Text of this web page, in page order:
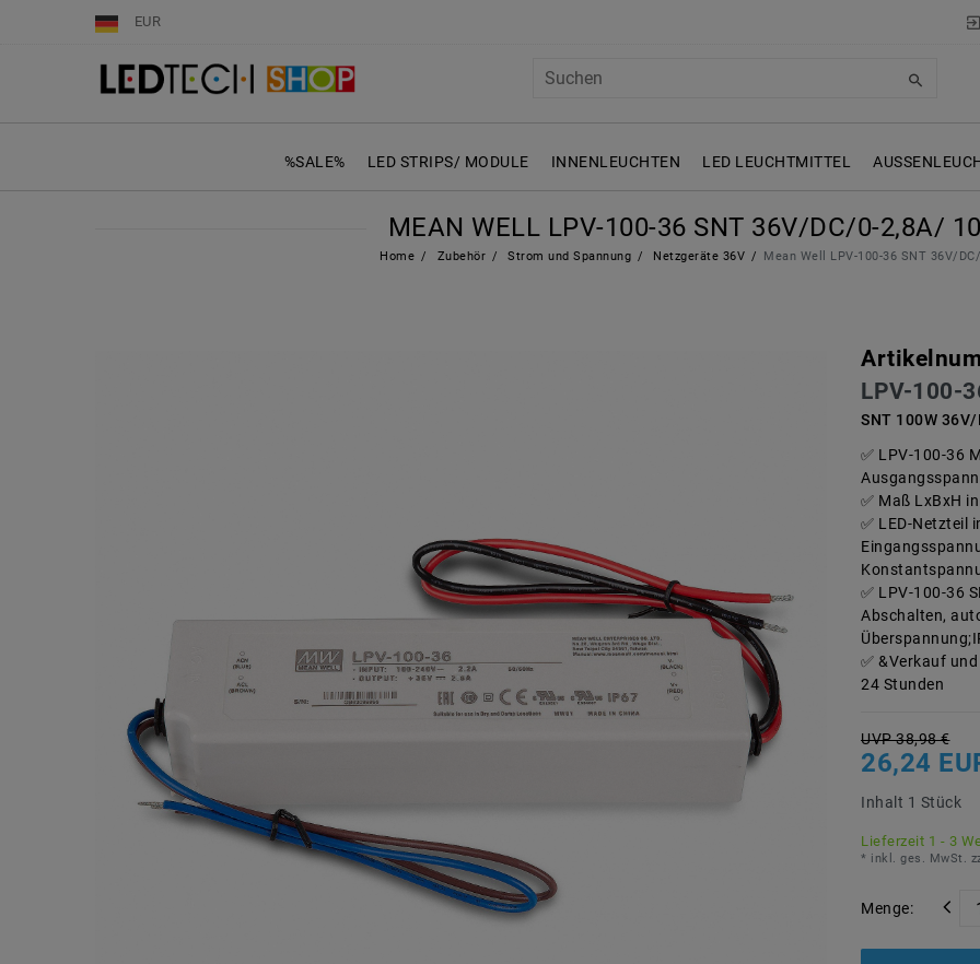
EUR
%SALE% LED STRIPS/ MODULE INNENLEUCHTEN LED LEUCHTMITTEL
MEAN WELL LPV-100-36 SNT 36V/DC/0-2,8A/
Home Zubehör Strom und Spannung Netzgeräte 36V Mean Well LPV-100-36 SNT 36V/
LPV-100-
SNT 100W 36V/
LPV-100-36
Maß LxBxH
LED-Netzteil
LPV-100-36
Abschalten,
&Verkauf und
24 Stunden
UVP 38,98 €
26,24
Inhalt 1 Stück
Lieferzeit 1 - 3
* inkl. ges. MwSt.
Menge: